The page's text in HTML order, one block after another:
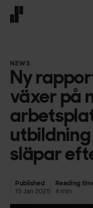
NEWS
Ny
växer på
släpar
Published
15 Jan 2025
Reading
4 min